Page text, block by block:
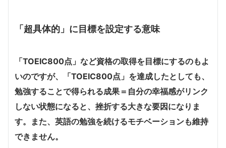
「超具体的」に目標を設定する意味
「TOEIC800点」など資格の取得を目標にするのもよ
いのですが、「TOEIC800点」を達成したとしても、
勉強することで得られる成果＝自分の幸福感がリンク
しない状態になると、挫折する大きな要因になりま
す。また、英語の勉強を続けるモチベーションも維持
できません。